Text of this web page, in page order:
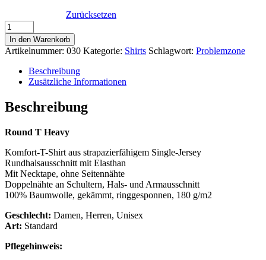
Zurücksetzen
Problemzone
Menge
In den Warenkorb
Artikelnummer: 030 Kategorie: Shirts Schlagwort: Problemzone
Beschreibung
Zusätzliche Informationen
Beschreibung
Round T Heavy
Komfort-T-Shirt aus strapazierfähigem Single-Jersey
Rundhalsausschnitt mit Elasthan
Mit Necktape, ohne Seitennähte
Doppelnähte an Schultern, Hals- und Armausschnitt
100% Baumwolle, gekämmt, ringgesponnen, 180 g/m2
Geschlecht: Damen, Herren, Unisex
Art: Standard
Pflegehinweis: